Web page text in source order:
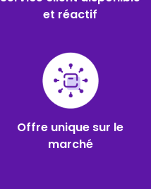
et réactif
Offre unique sur le
marché